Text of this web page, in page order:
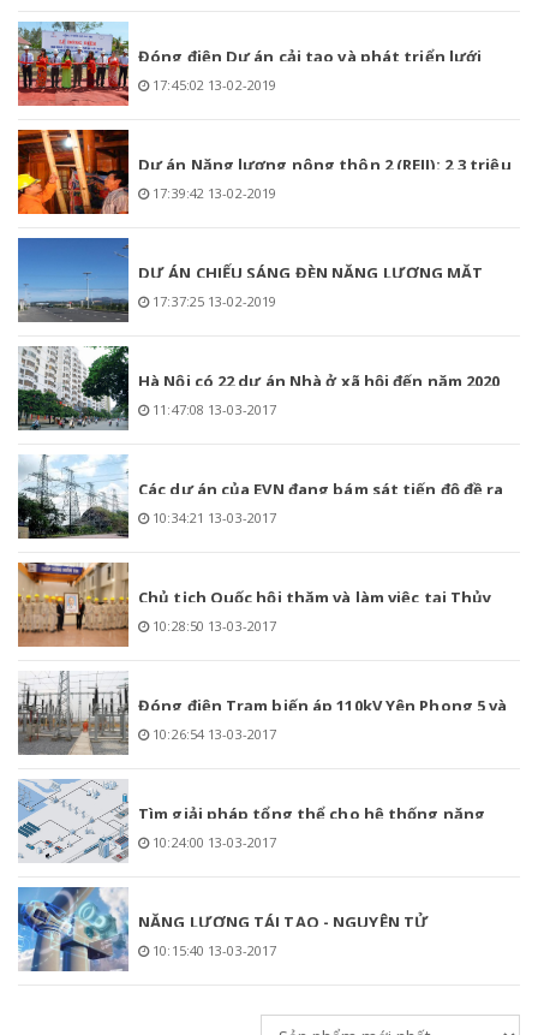
Đóng điện Dự án cải tạo và phát triển lưới
17:45:02 13-02-2019
Dự án Năng lượng nông thôn 2 (REII): 2,3 triệu
17:39:42 13-02-2019
DỰ ÁN CHIẾU SÁNG ĐÈN NĂNG LƯỢNG MẶT
17:37:25 13-02-2019
Hà Nội có 22 dự án Nhà ở xã hội đến năm 2020
11:47:08 13-03-2017
Các dự án của EVN đang bám sát tiến độ đề ra
10:34:21 13-03-2017
Chủ tịch Quốc hội thăm và làm việc tại Thủy
10:28:50 13-03-2017
Đóng điện Trạm biến áp 110kV Yên Phong 5 và
10:26:54 13-03-2017
Tìm giải pháp tổng thể cho hệ thống năng
10:24:00 13-03-2017
NĂNG LƯỢNG TÁI TẠO - NGUYÊN TỬ
10:15:40 13-03-2017